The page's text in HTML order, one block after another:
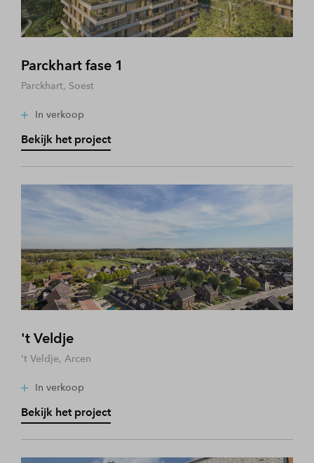
Parckhart fase 1
Parckhart, Soest
In verkoop
Bekijk het project
't Veldje
't Veldje, Arcen
In verkoop
Bekijk het project